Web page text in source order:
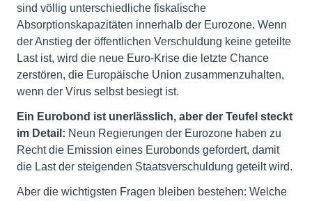
sind völlig unterschiedliche fiskalische
Absorptionskapazitäten innerhalb der Eurozone. Wenn
der Anstieg der öffentlichen Verschuldung keine geteilte
Last ist, wird die neue Euro-Krise die letzte Chance
zerstören, die Europäische Union zusammenzuhalten,
wenn der Virus selbst besiegt ist.
Ein Eurobond ist unerlässlich, aber der Teufel steckt
im Detail: Neun Regierungen der Eurozone haben zu
Recht die Emission eines Eurobonds gefordert, damit
die Last der steigenden Staatsverschuldung geteilt wird.
Aber die wichtigsten Fragen bleiben bestehen: Welche